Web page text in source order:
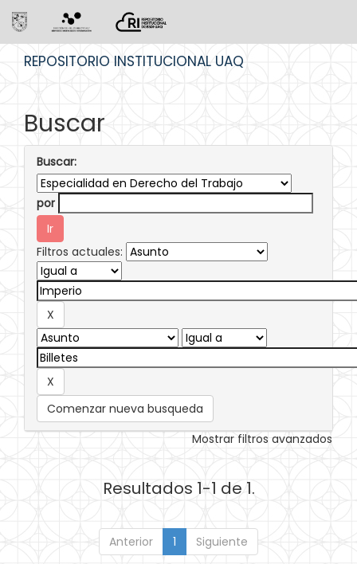
REPOSITORIO INSTITUCIONAL UAQ
Buscar
Buscar:
por
Filtros actuales:
Comenzar nueva busqueda
Mostrar filtros avanzados
Resultados 1-1 de 1.
Anterior 1 Siguiente